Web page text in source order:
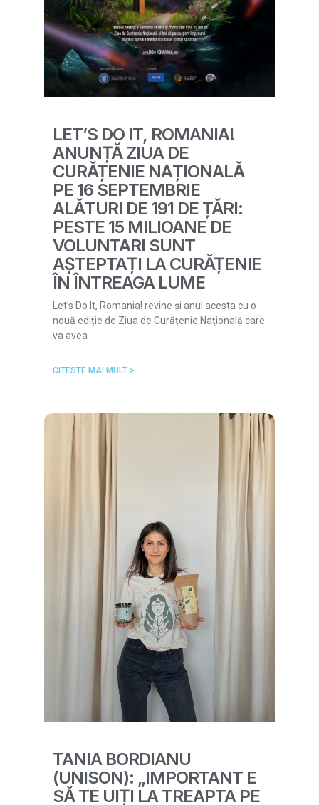
LET’S DO IT, ROMANIA!
ANUNȚĂ ZIUA DE
CURĂȚENIE NAȚIONALĂ
PE 16 SEPTEMBRIE
ALĂTURI DE 191 DE ȚĂRI:
PESTE 15 MILIOANE DE
VOLUNTARI SUNT
AȘTEPTAȚI LA CURĂȚENIE
ÎN ÎNTREAGA LUME
Let’s Do It, Romania! revine și anul acesta cu o
nouă ediție de Ziua de Curățenie Națională care
va avea
CITESTE MAI MULT >
TANIA BORDIANU
(UNISON): „IMPORTANT E
SĂ TE UIȚI LA TREAPTA PE